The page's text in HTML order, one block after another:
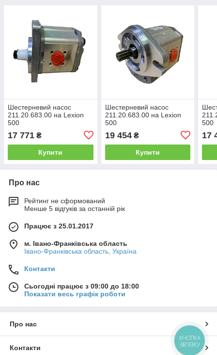
Шестерневий насос
211.20.683.00 на Lexion
500
17 771 ₴
Купити
Шестерневий насос
211.20.683.00 на Lexion
500
19 454₴
Купити
500
17
Про нас
Рейтинг не сформований
Менше 5 відгуків за останній рік
Працює з 25.01.2017
м. Івано-Франківська область
Івано-Франківська область, Україна
Контакти
Сьогодні працює з 09:00 до 18:00
Показати весь графік роботи
Про нас
Контакти
КНОПКА
ЗВ'ЯЗКУ